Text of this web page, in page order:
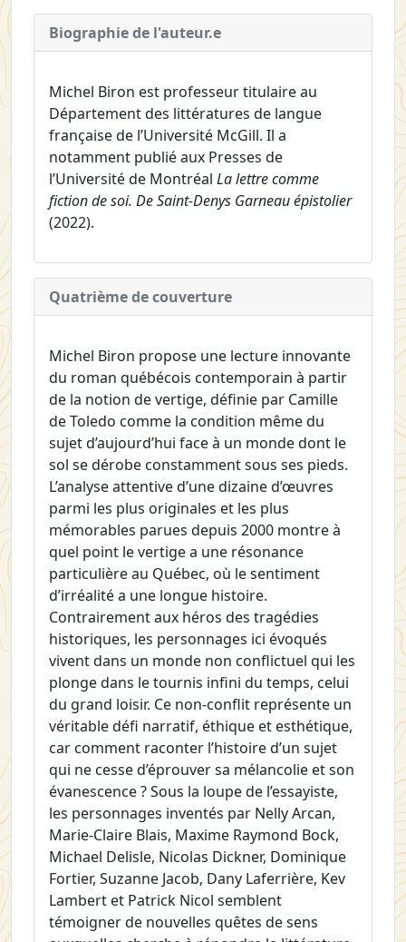
Biographie de l'auteur.e
Michel Biron est professeur titulaire au
Département des littératures de langue
française de l’Université McGill. Il a
notamment publié aux Presses de
l’Université de Montréal La lettre comme
fiction de soi. De Saint-Denys Garneau épistolier
(2022).
Quatrième de couverture
Michel Biron propose une lecture innovante
du roman québécois contemporain à partir
de la notion de vertige, définie par Camille
de Toledo comme la condition même du
sujet d’aujourd’hui face à un monde dont le
sol se dérobe constamment sous ses pieds.
L’analyse attentive d’une dizaine d’œuvres
parmi les plus originales et les plus
mémorables parues depuis 2000 montre à
quel point le vertige a une résonance
particulière au Québec, où le sentiment
d’irréalité a une longue histoire.
Contrairement aux héros des tragédies
historiques, les personnages ici évoqués
vivent dans un monde non conflictuel qui les
plonge dans le tournis infini du temps, celui
du grand loisir. Ce non-conflit représente un
véritable défi narratif, éthique et esthétique,
car comment raconter l’histoire d’un sujet
qui ne cesse d’éprouver sa mélancolie et son
évanescence ? Sous la loupe de l’essayiste,
les personnages inventés par Nelly Arcan,
Marie-Claire Blais, Maxime Raymond Bock,
Michael Delisle, Nicolas Dickner, Dominique
Fortier, Suzanne Jacob, Dany Laferrière, Kev
Lambert et Patrick Nicol semblent
témoigner de nouvelles quêtes de sens